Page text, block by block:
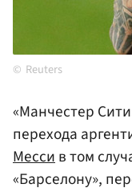
Reuters
«Манчестер
перехода
Мессив том
«Барселону»,